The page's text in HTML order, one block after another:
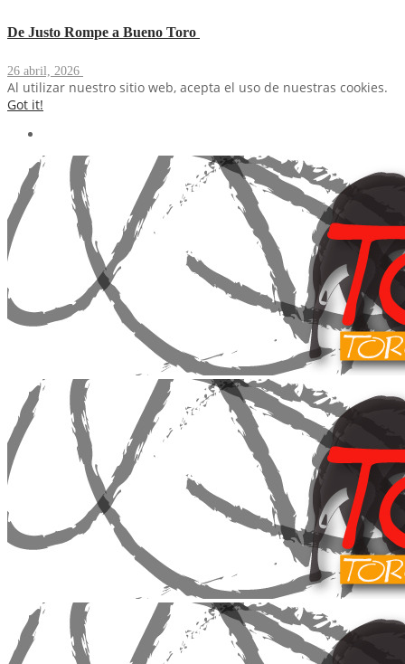
De Justo Rompe a Bueno Toro
26 abril, 2026
Al utilizar nuestro sitio web, acepta el uso de nuestras cookies.
Got it!